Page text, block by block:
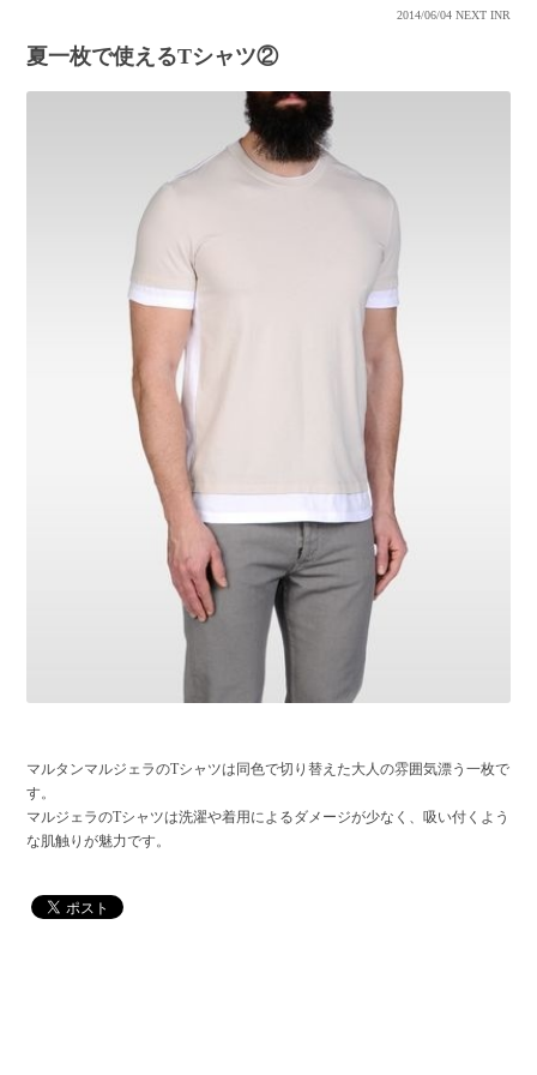
2014/06/04 NEXT INR
夏一枚で使えるTシャツ②
マルタンマルジェラのTシャツは同色で切り替えた大人の雰囲気漂う一枚で
す。
マルジェラのTシャツは洗濯や着用によるダメージが少なく、吸い付くよう
な肌触りが魅力です。